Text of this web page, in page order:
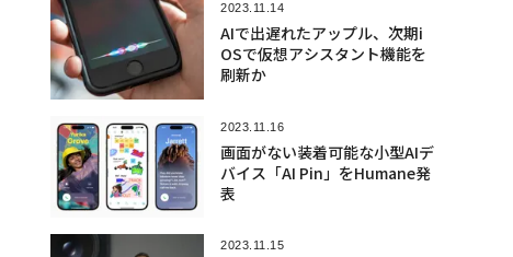
2023.11.14
AIで出遅れたアップル、次期i
OSで仮想アシスタント機能を
刷新か
2023.11.16
画面がない装着可能な小型AIデ
バイス「AI Pin」をHumane発
表
2023.11.15